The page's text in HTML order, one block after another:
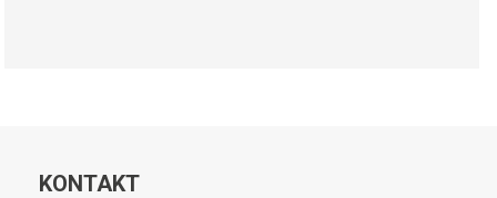
KONTAKT